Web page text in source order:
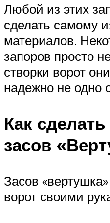
Любой из этих
сделать самому
материалов.
запоров просто
створки ворот
надежно не одно
Как
засов
Засов
ворот своими